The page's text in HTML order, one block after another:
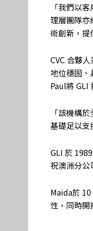
「我們以
理層團隊亦
術創新，提
CVC 合夥
地位穩固、
Paul將 GLI
「該機構
基礎足以支
GLI 於
祝澳洲分公
Maida於
性，同時開